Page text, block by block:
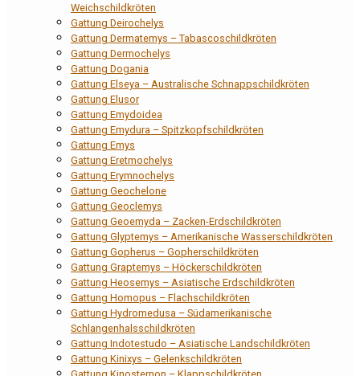
Weichschildkröten
Gattung Deirochelys
Gattung Dermatemys – Tabascoschildkröten
Gattung Dermochelys
Gattung Dogania
Gattung Elseya – Australische Schnappschildkröten
Gattung Elusor
Gattung Emydoidea
Gattung Emydura – Spitzkopfschildkröten
Gattung Emys
Gattung Eretmochelys
Gattung Erymnochelys
Gattung Geochelone
Gattung Geoclemys
Gattung Geoemyda – Zacken-Erdschildkröten
Gattung Glyptemys – Amerikanische Wasserschildkröten
Gattung Gopherus – Gopherschildkröten
Gattung Graptemys – Höckerschildkröten
Gattung Heosemys – Asiatische Erdschildkröten
Gattung Homopus – Flachschildkröten
Gattung Hydromedusa – Südamerikanische
Schlangenhalsschildkröten
Gattung Indotestudo – Asiatische Landschildkröten
Gattung Kinixys – Gelenkschildkröten